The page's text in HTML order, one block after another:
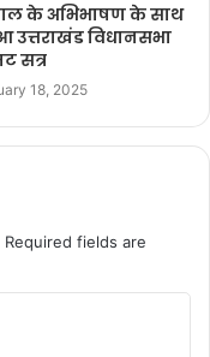
के अभिभाषण के साथ
उत्तराखंड विधानसभा
सत्र
18, 2025
Required fields are